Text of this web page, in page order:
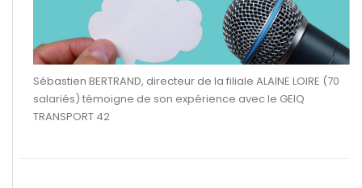
Sébastien BERTRAND, directeur de la filiale ALAINE LOIRE (70
salariés) témoigne de son expérience avec le GEIQ
TRANSPORT 42